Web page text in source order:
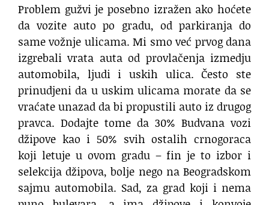
Problem gužvi je posebno izražen ako hoćete
da vozite auto po gradu, od parkiranja do
same vožnje ulicama. Mi smo već prvog dana
izgrebali vrata auta od provlačenja izmedju
automobila, ljudi i uskih ulica. Često ste
prinudjeni da u uskim ulicama morate da se
vraćate unazad da bi propustili auto iz drugog
pravca. Dodajte tome da 30% Budvana vozi
džipove kao i 50% svih ostalih crnogoraca
koji letuje u ovom gradu – fin je to izbor i
selekcija džipova, bolje nego na Beogradskom
sajmu automobila. Sad, za grad koji i nema